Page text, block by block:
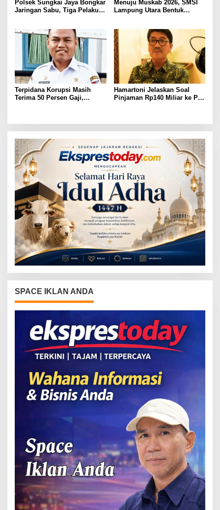
Polsek Sungkai Jaya Bongkar
Jaringan Sabu, Tiga Pelaku
Menuju Muskab 2026, SMSI
Lampung Utara Bentuk
Terpidana Korupsi Masih
Terima 50 Persen Gaji,
Hamartoni Jelaskan Soal
Pinjaman Rp140 Miliar ke PT
SPACE IKLAN ANDA